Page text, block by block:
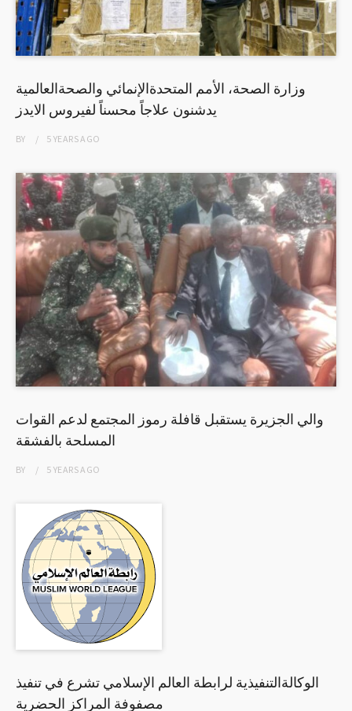
وزارة الصحة، الأمم المتحدةالإنمائي والصحةالعالمية
يدشنون علاجاً محسناً لفيروس الايدز
BY 5 YEARSAGO
والي الجزيرة يستقبل قافلة رموز المجتمع لدعم القوات
المسلحة بالفشقة
BY 5 YEARSAGO
الوكالةالتنفيذية لرابطة العالم الإسلامي تشرع في تنفيذ
مصفوفة المراكز الحضرية